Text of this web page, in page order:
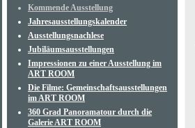
Kommende Ausstellung
Jahresausstellungskalender
Ausstellungsnachlese
Jubiläumsausstellungen
Impressionen zu einer Ausstellung im
ART ROOM
Die Filme: Gemeinschaftsausstellungen
im ART ROOM
360 Grad Panoramatour durch die
Galerie ART ROOM